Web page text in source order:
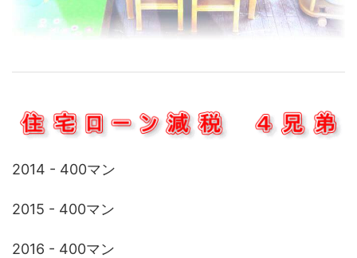
2014 - 400マン
2015 - 400マン
2016 - 400マン